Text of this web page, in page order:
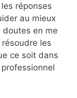
réponses
au mieux
doutes en me
les
ce soit dans